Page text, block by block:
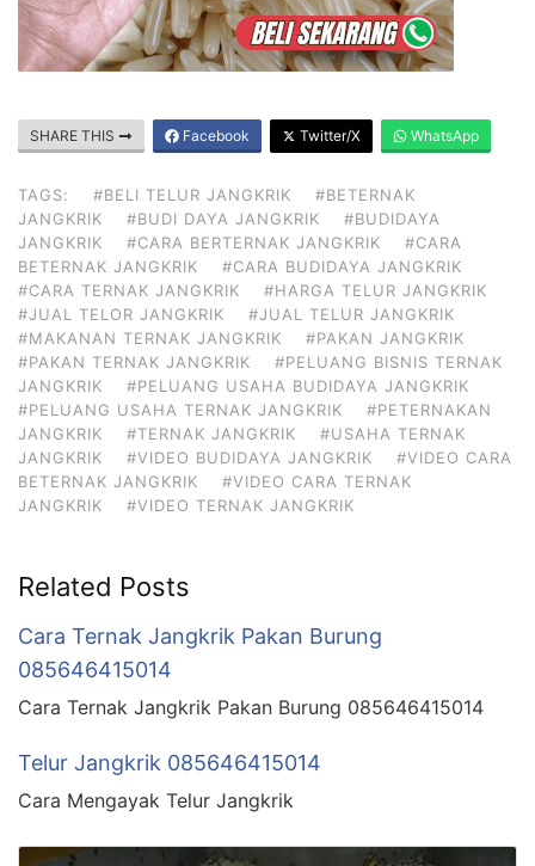
SHARE THIS Facebook Twitter/X WhatsApp
TAGS: #BELI TELUR JANGKRIK
#BETERNAK
JANGKRIK
#BUDI DAYA JANGKRIK
#BUDIDAYA
JANGKRIK
#CARA BERTERNAK JANGKRIK
#CARA
BETERNAK JANGKRIK
#CARA BUDIDAYA JANGKRIK
#CARA TERNAK JANGKRIK
#HARGA TELUR JANGKRIK
#JUAL TELOR JANGKRIK
#JUAL TELUR JANGKRIK
#MAKANAN TERNAK JANGKRIK
#PAKAN JANGKRIK
#PAKAN TERNAK JANGKRIK
#PELUANG BISNIS TERNAK
JANGKRIK
#PELUANG USAHA BUDIDAYA JANGKRIK
#PELUANG USAHA TERNAK JANGKRIK
#PETERNAKAN
JANGKRIK
#TERNAK JANGKRIK
#USAHA TERNAK
JANGKRIK
#VIDEO BUDIDAYA JANGKRIK
#VIDEO CARA
BETERNAK JANGKRIK
#VIDEO CARA TERNAK
JANGKRIK
#VIDEO TERNAK JANGKRIK
Related Posts
Cara Ternak Jangkrik Pakan Burung
085646415014
Cara Ternak Jangkrik Pakan Burung 085646415014
Telur Jangkrik 085646415014
Cara Mengayak Telur Jangkrik